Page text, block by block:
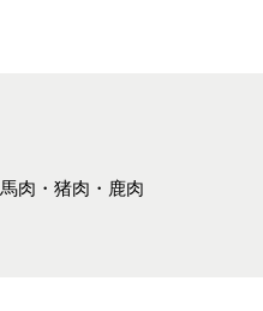
馬肉・猪肉・鹿肉